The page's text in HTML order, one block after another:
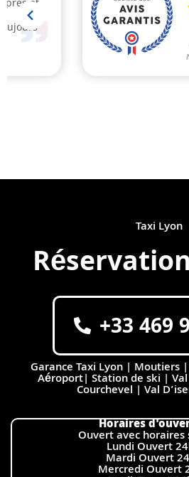
Taxi Lyon
+33 469
Garance Taxi Lyon | Moutiers
Aéroport| Station de ski |
Courchevel | Val
Horaires
Ouvert avec horaires
Lundi Ouvert
Mardi Ouvert
Mercredi Ouvert